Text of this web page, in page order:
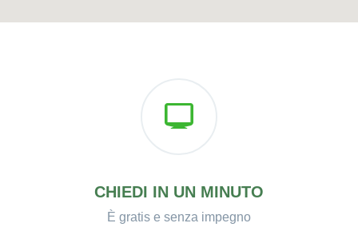
CHIEDI IN UN MINUTO
È gratis e senza impegno